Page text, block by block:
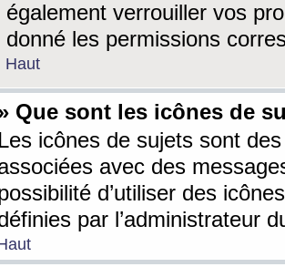
également verrouiller vos
donné les permissions
Haut
Que sont les icônes de
Les icônes de sujets sont
avec des
d’utiliser des
par l’administrateur